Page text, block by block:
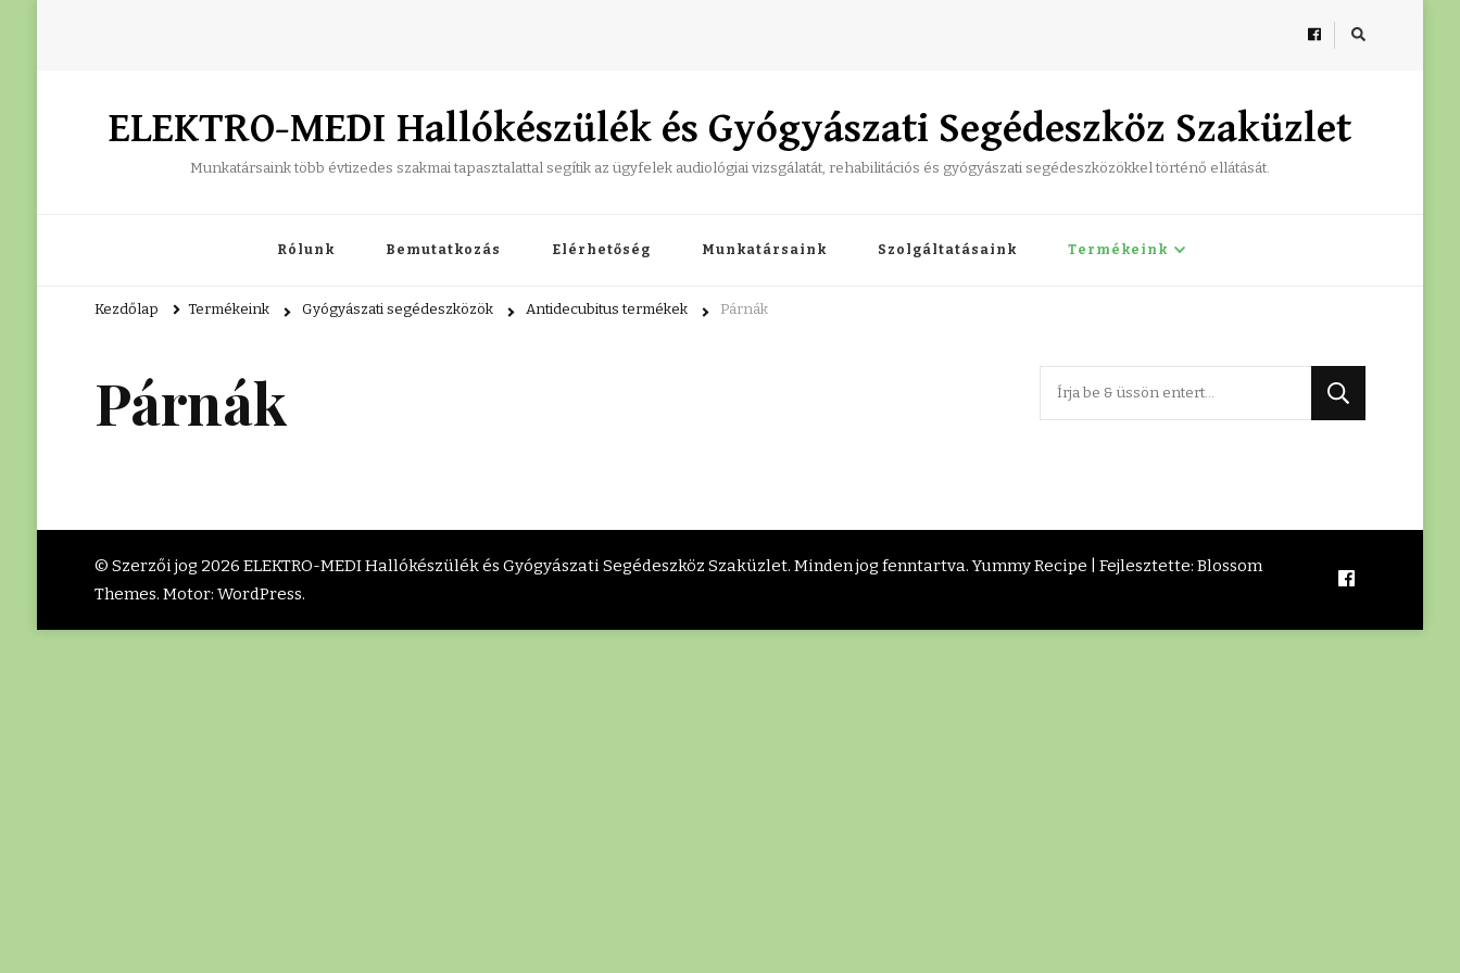
ELEKTRO-MEDI Hallókészülék és Gyógyászati Segédeszköz Szaküzlet
Munkatársaink több évtizedes szakmai tapasztalattal segítik az ügyfelek audiológiai vizsgálatát, rehabilitációs és gyógyászati segédeszközökkel történő ellátását.
Rólunk Bemutatkozás Elérhetőség Munkatársaink Szolgáltatásaink Termékeink
Kezdőlap Termékeink Gyógyászati segédeszközök Antidecubitus termékek Párnák
Párnák
Keres
© Szerzői jog 2026 ELEKTRO-MEDI Hallókészülék és Gyógyászati Segédeszköz Szaküzlet. Minden jog fenntartva. Yummy Recipe | Fejlesztette: Blossom
Themes. Motor: WordPress.